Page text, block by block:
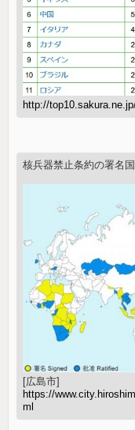
http://
核兵器禁止条約の署名
[広島市]
https://
ml